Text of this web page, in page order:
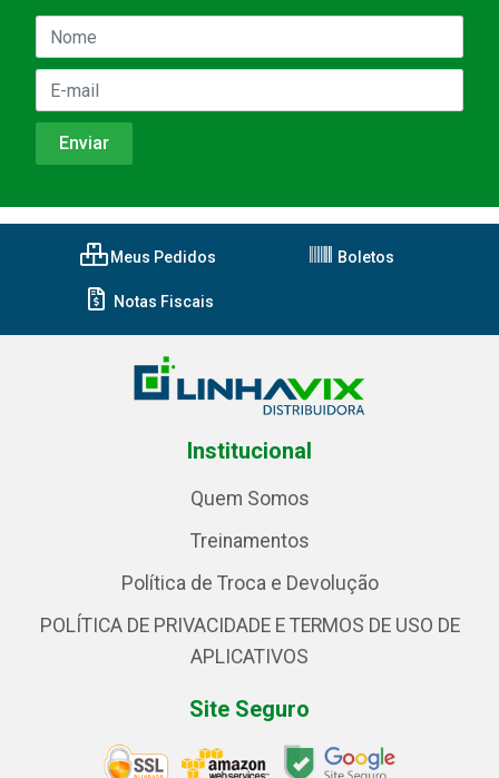
Meus Pedidos Boletos
Notas Fiscais
Institucional
Quem Somos
Treinamentos
Política de Troca e Devolução
POLÍTICA DE PRIVACIDADE E TERMOS DE USO DE
APLICATIVOS
Site Seguro